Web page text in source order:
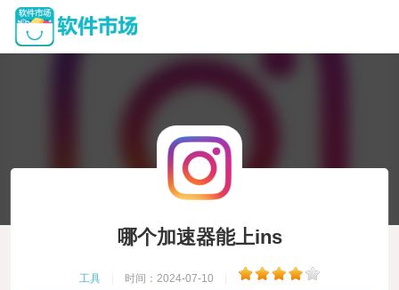
哪个加速器能上ins
工具 时间：2024-07-10